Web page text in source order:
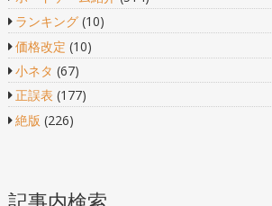
ランキング(10)
価格改定 (10)
小ネタ (67)
正誤表 (177)
絶版 (226)